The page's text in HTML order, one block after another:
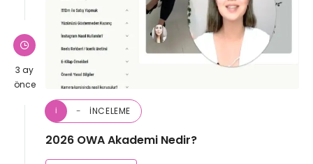
3 ay
önce
İ İNCELEME
2026 OWA Akademi Nedir?